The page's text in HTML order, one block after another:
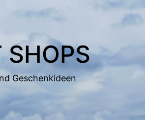
SHOPS
Geschenkideen